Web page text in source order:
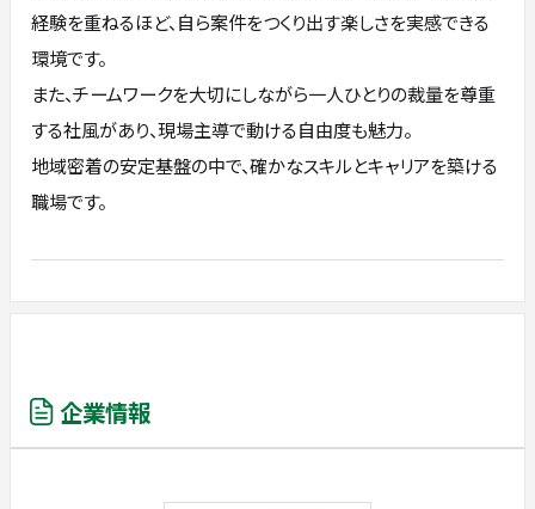
経験を重ねるほど、自ら案件をつくり出す楽しさを実感できる
環境です。
また、チームワークを大切にしながら一人ひとりの裁量を尊重
する社風があり、現場主導で動ける自由度も魅力。
地域密着の安定基盤の中で、確かなスキルとキャリアを築ける
職場です。
企業情報